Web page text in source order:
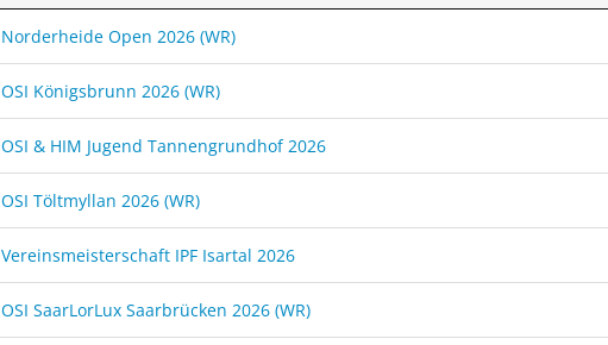
Norderheide Open 2026 (WR)
OSI Königsbrunn 2026 (WR)
OSI & HIM Jugend Tannengrundhof 2026
OSI Töltmyllan 2026 (WR)
Vereinsmeisterschaft IPF Isartal 2026
OSI SaarLorLux Saarbrücken 2026 (WR)